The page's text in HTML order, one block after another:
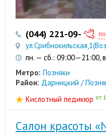
(044) 221-09-38
пн. — сб.: 09:00—21:00,
Метро: Позняки
Район: Дарницкий /
Кислотный педикюр от
Салон красоты